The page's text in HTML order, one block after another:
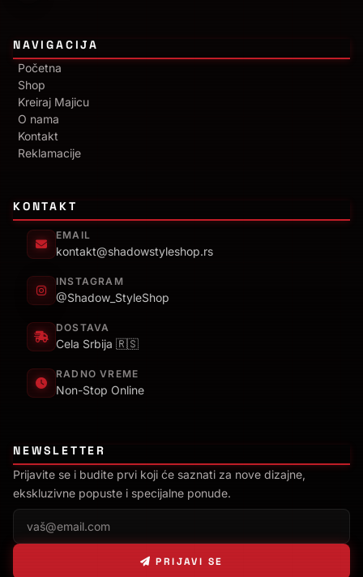
NAVIGACIJA
Početna
Shop
Kreiraj Majicu
O nama
Kontakt
Reklamacije
KONTAKT
EMAIL
kontakt@shadowstyleshop.rs
INSTAGRAM
@Shadow_StyleShop
DOSTAVA
Cela Srbija 🇷🇸
RADNO VREME
Non-Stop Online
NEWSLETTER
Prijavite se i budite prvi koji će saznati za nove dizajne,
ekskluzivne popuste i specijalne ponude.
PRIJAVI SE